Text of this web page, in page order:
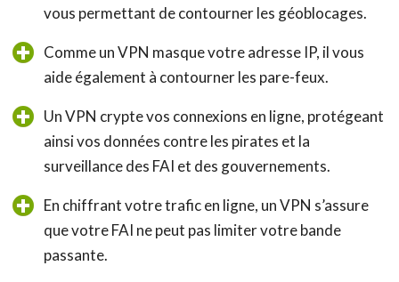
vous permettant de contourner les géoblocages.
Comme un VPN masque votre adresse IP, il vous
aide également à contourner les pare-feux.
Un VPN crypte vos connexions en ligne, protégeant
ainsi vos données contre les pirates et la
surveillance des FAI et des gouvernements.
En chiffrant votre trafic en ligne, un VPN s’assure
que votre FAI ne peut pas limiter votre bande
passante.